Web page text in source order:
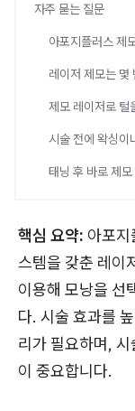
자주 묻는 질문
아포지플러스 제
레이저 제모는 몇
제모 레이저로 털
시술 전에 왁싱이
태닝 후 바로 제
핵심 요약: 아포
스템을 갖춘 레이
이용해 모낭을 선
다. 시술 효과를
리가 필요하며,
이 중요합니다.